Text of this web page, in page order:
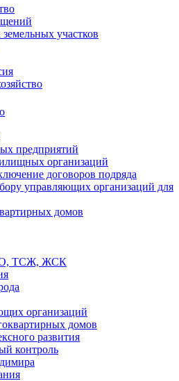
участков
предприятий
организаций
договоров подряда
управляющих организаций для
домов
ТСЖ, ЖСК
организаций
домов
развития
контроль